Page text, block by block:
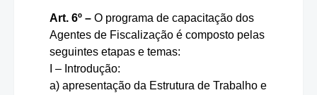
Art. 6º – O programa de capacitação dos
Agentes de Fiscalização é composto pelas
seguintes etapas e temas:
I – Introdução:
a) apresentação da Estrutura de Trabalho e